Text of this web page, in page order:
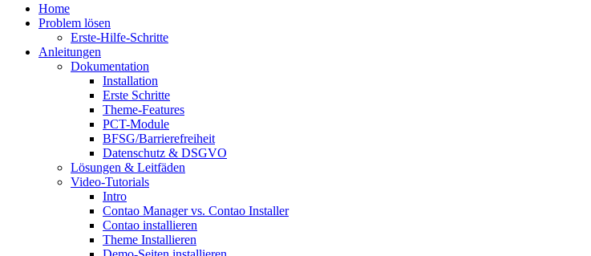
Home
Problem lösen
Erste-Hilfe-Schritte
Anleitungen
Dokumentation
Installation
Erste Schritte
Theme-Features
PCT-Module
BFSG/Barrierefreiheit
Datenschutz & DSGVO
Lösungen & Leitfäden
Video-Tutorials
Intro
Contao Manager vs. Contao Installer
Contao installieren
Theme Installieren